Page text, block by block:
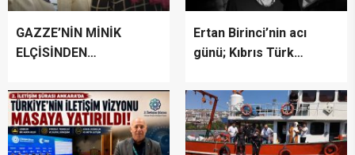
GAZZE’NİN MİNİK
ELÇİSİNDEN
DUYGUSAL MESAJ:
“BURASI BENİM İKİNCİ
EVİM”
Ertan Birinci’nin acı
günü; Kıbrıs Türk
çınarı vefat etti